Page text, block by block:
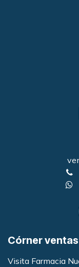
Córner
Visita Farmacia